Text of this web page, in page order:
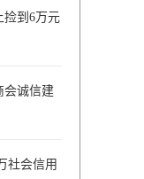
捡到6万元
会诚信建
社会信用